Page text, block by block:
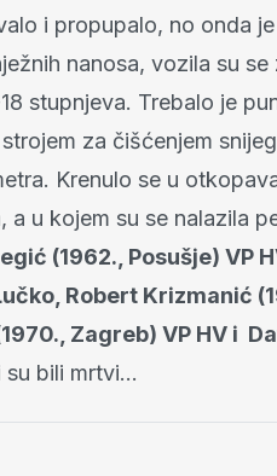
i propupalo, no onda
nanosa, vozila su
stupnjeva. Trebalo je
za čišćenjem
Krenulo se u
a u kojem su se nalazila
(1962., Posušje) VP
Robert Krizmanić
Zagreb) VP HV i
su bili mrtvi…